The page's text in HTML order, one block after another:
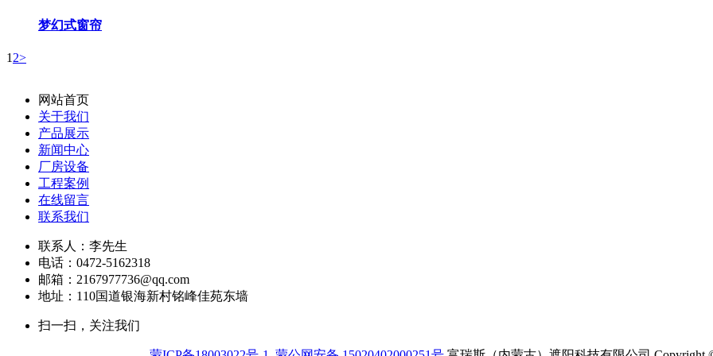
梦幻式窗帘
1 2>
网站首页
关于我们
产品展示
新闻中心
厂房设备
工程案例
在线留言
联系我们
联系人：李先生
电话：0472-5162318
邮箱：2167977736@qq.com
地址：110国道银海新村铭峰佳苑东墙
扫一扫，关注我们